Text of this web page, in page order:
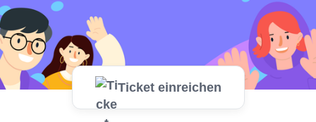
Ticket einreichen